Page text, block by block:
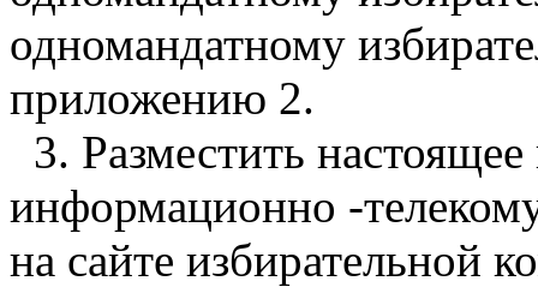
одномандатному
приложению 2.
3. Разместить
информационно -
на сайте избирательной